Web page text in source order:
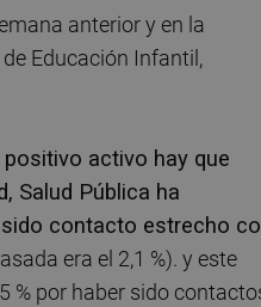
anterior y en la
Educación Infantil,
activo hay que
Salud Pública ha
contacto estrecho
era el 2,1 %). y este
% por haber sido